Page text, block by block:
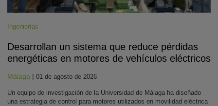
Ingenierías
Desarrollan un sistema que reduce pérdidas
energéticas en motores de vehículos eléctricos
Málaga | 01 de agosto de 2026
Un equipo de investigación de la Universidad de Málaga ha diseñado
una estrategia de control para motores utilizados en movilidad eléctrica